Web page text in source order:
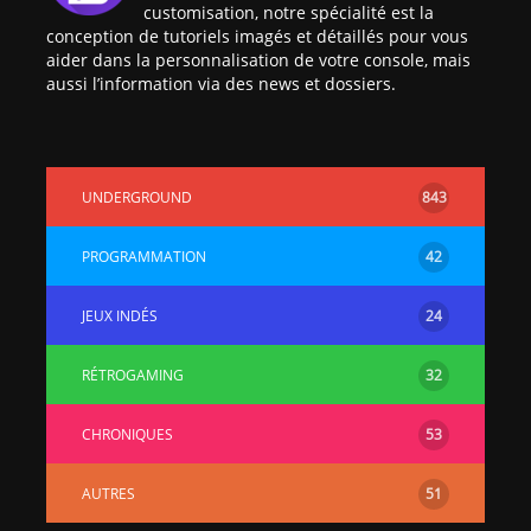
customisation, notre spécialité est la
conception de tutoriels imagés et détaillés pour vous
aider dans la personnalisation de votre console, mais
aussi l’information via des news et dossiers.
UNDERGROUND 843
PROGRAMMATION 42
JEUX INDÉS 24
RÉTROGAMING 32
CHRONIQUES 53
AUTRES 51